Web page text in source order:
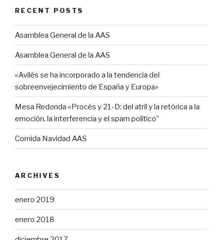
RECENT POSTS
Asamblea General de la AAS
Asamblea General de la AAS
«Avilés se ha incorporado a la tendencia del
sobreenvejecimiento de España y Europa»
Mesa Redonda «Procés y 21-D: del atril y la retórica a la
emoción, la interferencia y el spam político”
Comida Navidad AAS
ARCHIVES
enero 2019
enero 2018